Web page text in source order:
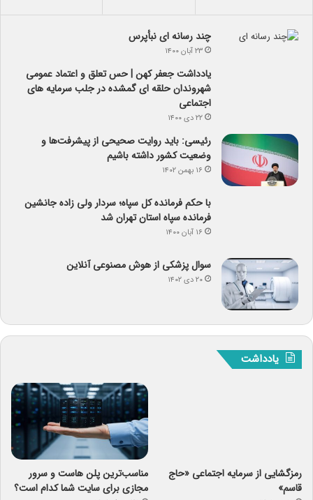
چند رسانه ای نبأپرس
۲۳ آبان ۱۴۰۰
یادداشت جعفر کهن | حس تعلق و اعتماد عمومی
شهروندان حلقه ای گمشده در جلب سرمایه های
اجتماعی
۲۲ دی ۱۴۰۰
رئیسی: باید روایت صحیحی از پیشرفت‌ها و
وضعیت کشور داشته باشیم
۱۶ بهمن ۱۴۰۲
با حکم فرمانده کل سپاه؛ سردار ولی زاده جانشین
فرمانده سپاه استان تهران شد
۱۶ آبان ۱۴۰۰
۲۰ دی ۱۴۰۲
یادداشت
مناسب‌ترین پلن هاست و سرور
مجازی برای سایت شما کدام است؟
۲۸ خرداد ۱۴۰۵